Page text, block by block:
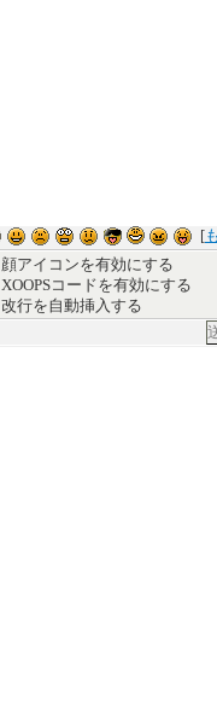
[
顔アイコンを有効にする
XOOPSコードを有効にする
改行を自動挿入する